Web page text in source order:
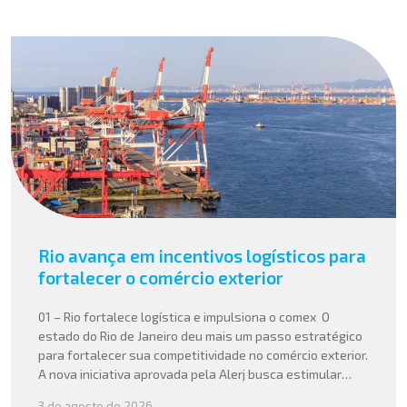
Rio avança em incentivos logísticos para
fortalecer o comércio exterior
01 – Rio fortalece logística e impulsiona o comex O
estado do Rio de Janeiro deu mais um passo estratégico
para fortalecer sua competitividade no comércio exterior.
A nova iniciativa aprovada pela Alerj busca estimular